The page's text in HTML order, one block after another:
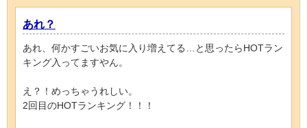
あれ？
あれ、何かすごいお気に入り増えてる…と思ったらHOTラン
キング入ってますやん。
え？！めっちゃうれしい。
2回目のHOTランキング！！！